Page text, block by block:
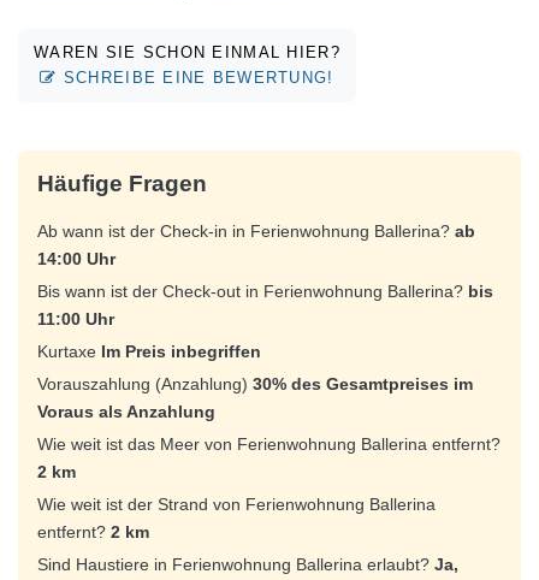
WAREN SIE SCHON EINMAL HIER?
SCHREIBE EINE BEWERTUNG!
Häufige Fragen
Ab wann ist der Check-in in Ferienwohnung Ballerina? ab
14:00 Uhr
Bis wann ist der Check-out in Ferienwohnung Ballerina? bis
11:00 Uhr
Kurtaxe Im Preis inbegriffen
Vorauszahlung (Anzahlung) 30% des Gesamtpreises im
Voraus als Anzahlung
Wie weit ist das Meer von Ferienwohnung Ballerina entfernt?
2 km
Wie weit ist der Strand von Ferienwohnung Ballerina
entfernt? 2 km
Sind Haustiere in Ferienwohnung Ballerina erlaubt? Ja,